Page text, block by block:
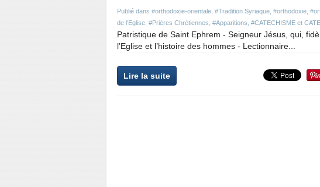
Publié dans #orthodoxie-orientale #Tradition Syriaque #orthodoxie
de l'Eglise #Prières Chrétiennes #Apparitions #CATECHISME et
Patristique de Saint Ephrem - Seigneur Jésus, qui,
l’Eglise et l’histoire des hommes - Lectionnaire...
Lire la suite